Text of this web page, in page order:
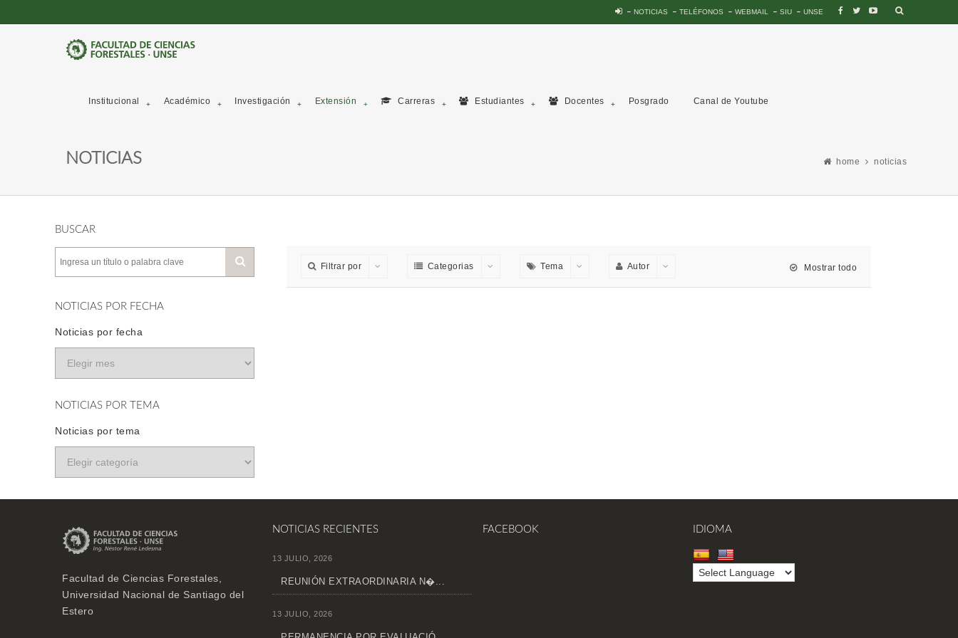
NOTICIAS TELÉFONOS WEBMAIL SIU UNSE
Institucional Académico Investigación Extensión Carreras Estudiantes Docentes Posgrado Canal de Youtube
NOTICIAS home noticias
BUSCAR
NOTICIAS POR FECHA
Noticias por fecha
NOTICIAS POR TEMA
Noticias por tema
Filtrar por Categorias Tema Autor Mostrar todo
Facultad de Ciencias Forestales,
Universidad Nacional de Santiago del
Estero
NOTICIAS RECIENTES
13 JULIO, 2026
REUNIÓN EXTRAORDINARIA N�...
13 JULIO, 2026
FACEBOOK IDIOMA